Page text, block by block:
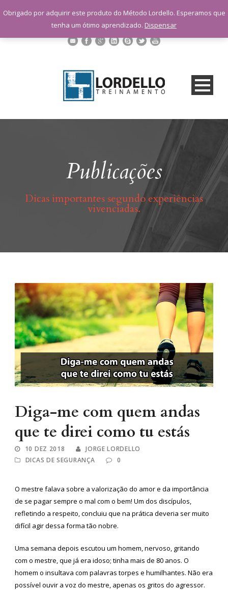
sac@lordellotreinamento.com.br
+55 11 9 1398-3091
Publicações
Dicas importantes segundo experiências
vivenciadas.
Diga-me com quem andas
que te direi como tu estás
10 DEZ 2018
JORGE LORDELLO
DICAS DE SEGURANÇA
0
O mestre falava sobre a valorização do amor e da importância
de se pagar sempre o mal com o bem! Um dos discípulos,
refletindo a respeito, concluiu que na prática deveria ser muito
difícil agir dessa forma tão nobre.
Uma semana depois escutou um homem, nervoso, gritando
com o mestre, que já era idoso; tinha mais de 80 anos. O
homem o insultava com palavras torpes e humilhantes. Não era
possível ouvir a voz do mestre, apenas os gritos do agressor.
Obrigado por adquirir este produto do Método Lordello. Esperamos que
tenha um ótimo aprendizado. Dispensar